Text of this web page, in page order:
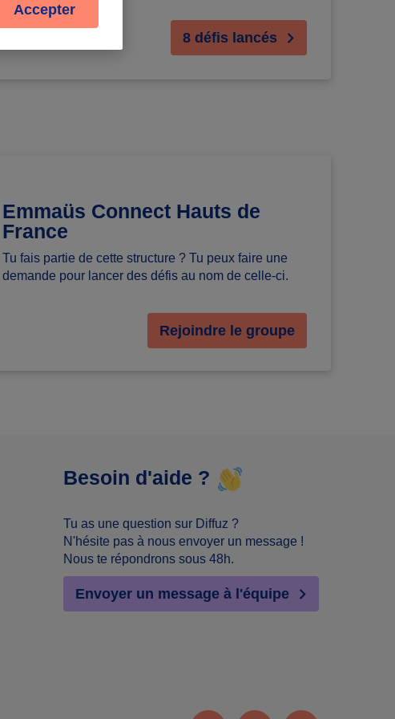
8 défis lancés
Emmaüs Connect Hauts de
France
Tu fais partie de cette structure ? Tu peux faire une
demande pour lancer des défis au nom de celle-ci.
Rejoindre le groupe
Besoin d'aide ?
Tu as une question sur Diffuz ?
N'hésite pas à nous envoyer un message !
Nous te répondrons sous 48h.
Envoyer un message à l'équipe
Accepter